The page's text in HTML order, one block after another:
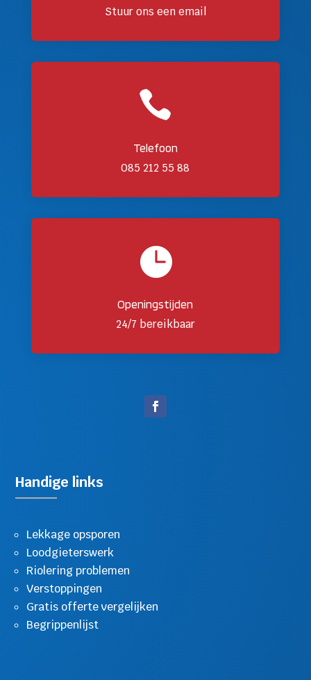
Stuur ons een email

Telefoon
085 212 55 88

Openingstijden
24/7 bereikbaar
Handige links
Lekkage opsporen
Loodgieterswerk
Riolering problemen
Verstoppingen
Gratis offerte vergelijken
Begrippenlijst